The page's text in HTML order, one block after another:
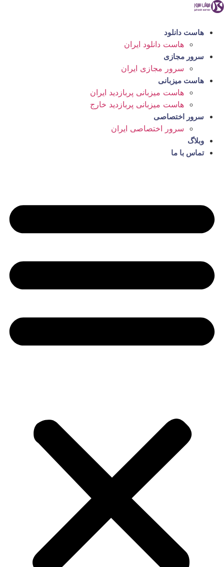
پرش
محتوا
هاست دانلود
هاست دانلود ایران
سرور مجازی
سرور مجازی ایران
هاست میزبانی
هاست میزبانی پربازدید ایران
هاست میزبانی پربازدید خارج
سرور اختصاصی
سرور اختصاصی ایران
وبلاگ
تماس با ما